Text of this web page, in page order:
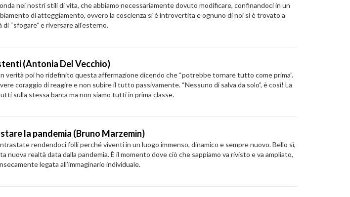
nei nostri stili di vita, che abbiamo necessariamente dovuto modificare, confinandoci in un
di atteggiamento, ovvero la coscienza si è introvertita e ognuno di noi si è trovato a
“sfogare” e riversare all’esterno.
(Antonia Del Vecchio)
verità poi ho ridefinito questa affermazione dicendo che “potrebbe tornare tutto come prima”.
coraggio di reagire e non subire il tutto passivamente. “Nessuno di salva da solo”, è così! La
sulla stessa barca ma non siamo tutti in prima classe.
la pandemia (Bruno Marzemin)
rendendoci folli perché viventi in un luogo immenso, dinamico e sempre nuovo. Bello sì,
realtà data dalla pandemia. È il momento dove ciò che sappiamo va rivisto e va ampliato,
legata all’immaginario individuale.